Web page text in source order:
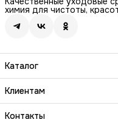
химия для чистоты,
Каталог
Бренды
Волосы
Макияж
Клиентам
О компании
Реквизиты
Контакты